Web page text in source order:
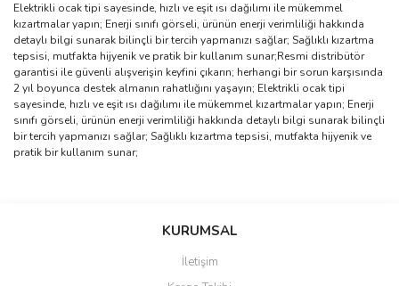
Elektrikli ocak tipi sayesinde, hızlı ve eşit ısı dağılımı ile mükemmel
kızartmalar yapın; Enerji sınıfı görseli, ürünün enerji verimliliği hakkında
detaylı bilgi sunarak bilinçli bir tercih yapmanızı sağlar; Sağlıklı kızartma
tepsisi, mutfakta hijyenik ve pratik bir kullanım sunar;Resmi distribütör
garantisi ile güvenli alışverişin keyfini çıkarın; herhangi bir sorun karşısında
2 yıl boyunca destek almanın rahatlığını yaşayın; Elektrikli ocak tipi
sayesinde, hızlı ve eşit ısı dağılımı ile mükemmel kızartmalar yapın; Enerji
sınıfı görseli, ürünün enerji verimliliği hakkında detaylı bilgi sunarak bilinçli
bir tercih yapmanızı sağlar; Sağlıklı kızartma tepsisi, mutfakta hijyenik ve
pratik bir kullanım sunar;
Bu ürüne ilk yorumu siz yapın!
KURUMSAL
İletişim